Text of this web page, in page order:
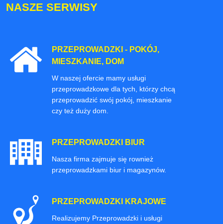
NASZE SERWISY
PRZEPROWADZKI - POKÓJ,
MIESZKANIE, DOM
W naszej ofercie mamy usługi
przeprowadzkowe dla tych, którzy chcą
przeprowadzić swój pokój, mieszkanie
czy też duży dom.
PRZEPROWADZKI BIUR
Nasza firma zajmuje się rownież
przeprowadzkami biur i magazynów.
PRZEPROWADZKI KRAJOWE
Realizujemy Przeprowadzki i usługi